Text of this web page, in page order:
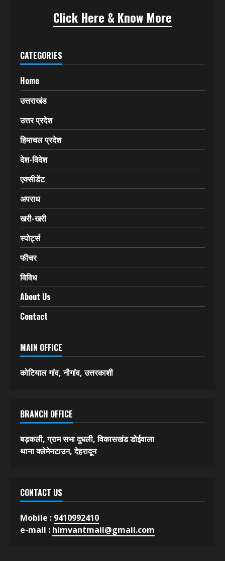
Click Here & Know More
CATEGORIES
Home
उत्तराखंड
उत्तर प्रदेश
हिमाचल प्रदेश
देश-विदेश
एक्सीडेंट
अपराध
खरी-खरी
स्पोर्ट्स
फीचर
विविध
About Us
Contact
MAIN OFFICE
कोटियाल गांव, नौगांव, उत्तरकाशी
BRANCH OFFICE
बड़कली, ग्राम सभा दुधली, विकासखंड डोईवाला
थाना क्लेमेनटाउन, देहरादून
CONTACT US
Mobile : 9410992410
e-mail : himvantmail@gmail.com